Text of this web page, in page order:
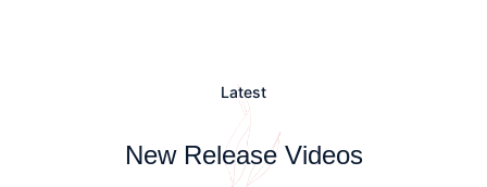
Latest
New Release Videos